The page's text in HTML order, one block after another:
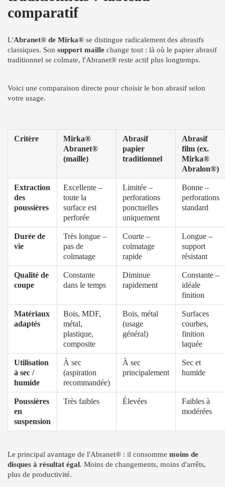
comparatif
L'Abranet® de Mirka® se distingue radicalement des abrasifs
classiques. Son support maille change tout : là où le papier abrasif
traditionnel se colmate, l'Abranet® reste actif plus longtemps.
Voici une comparaison directe pour choisir le bon abrasif selon
votre usage.
Critère
Mirka®
Abranet®
(maille)
Abrasif
papier
traditionnel
Abrasif
film (ex.
Mirka®
Abralon®)
Extraction
des
poussières
Excellente –
toute la
surface est
perforée
Limitée –
perforations
ponctuelles
uniquement
Bonne –
perforations
standard
Durée de
vie
Très longue –
pas de
colmatage
Courte –
colmatage
rapide
Longue –
support
résistant
Qualité de
coupe
Constante
dans le temps
Diminue
rapidement
Constante –
idéale
finition
Matériaux
adaptés
Bois, MDF,
métal,
plastique,
composite
Bois, métal
(usage
général)
Surfaces
courbes,
finition
laquée
Utilisation
à sec /
humide
À sec
(aspiration
recommandée)
À sec
principalement
Sec et
humide
Poussières
en
suspension
Très faibles Élevées
Faibles à
modérées
Le principal avantage de l'Abranet® : il consomme moins de
disques à résultat égal. Moins de changements, moins d'arrêts,
plus de productivité.